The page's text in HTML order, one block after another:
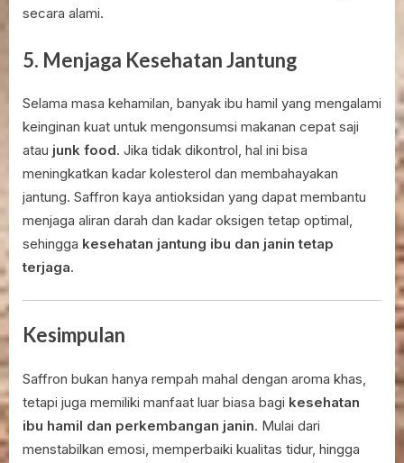
secara alami.
5. Menjaga Kesehatan Jantung
Selama masa kehamilan, banyak ibu hamil yang mengalami
keinginan kuat untuk mengonsumsi makanan cepat saji
atau junk food. Jika tidak dikontrol, hal ini bisa
meningkatkan kadar kolesterol dan membahayakan
jantung. Saffron kaya antioksidan yang dapat membantu
menjaga aliran darah dan kadar oksigen tetap optimal,
sehingga kesehatan jantung ibu dan janin tetap
terjaga.
Kesimpulan
Saffron bukan hanya rempah mahal dengan aroma khas,
tetapi juga memiliki manfaat luar biasa bagi kesehatan
ibu hamil dan perkembangan janin. Mulai dari
menstabilkan emosi, memperbaiki kualitas tidur, hingga